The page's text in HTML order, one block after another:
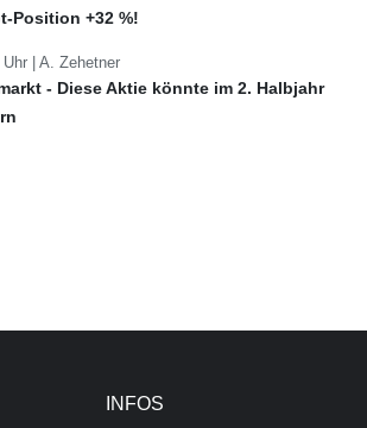
Position +32 %!
| A. Zehetner
- Diese Aktie könnte im 2. Halbjahr
INFOS